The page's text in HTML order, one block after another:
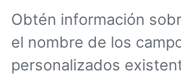
Obtén información
el nombre de los
personalizados